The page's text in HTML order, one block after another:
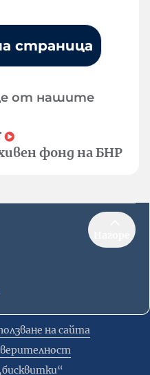
страница
от нашите
фонд на БНР
на сайта